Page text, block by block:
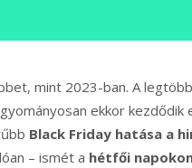
mint 2023-ban. A
ekkor kezdődik
Black Friday hatása a
– ismét a hétfői